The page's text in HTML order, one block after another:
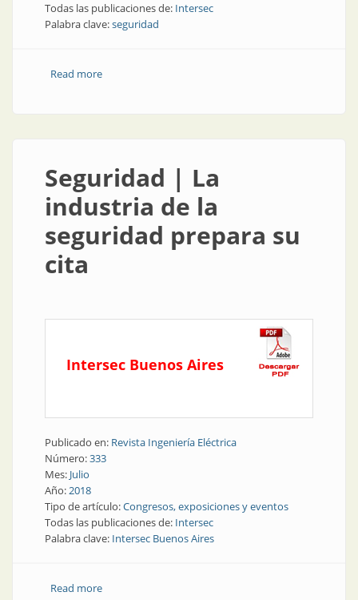
Todas las publicaciones de: Intersec
Palabra clave:seguridad
Read moreabout Seguridad | Una exposición que coronó el
Seguridad | La
industria de la
seguridad prepara su
cita
Intersec Buenos Aires
Publicado en: Revista Ingeniería Eléctrica
Número:333
Mes: Julio
Año:2018
Tipo de artículo:Congresos, exposiciones y eventos
Todas las publicaciones de: Intersec
Palabra clave: Intersec Buenos Aires
Read moreabout Seguridad | La industria de la seguridad